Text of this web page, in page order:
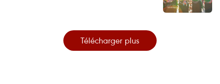
Télécharger plus